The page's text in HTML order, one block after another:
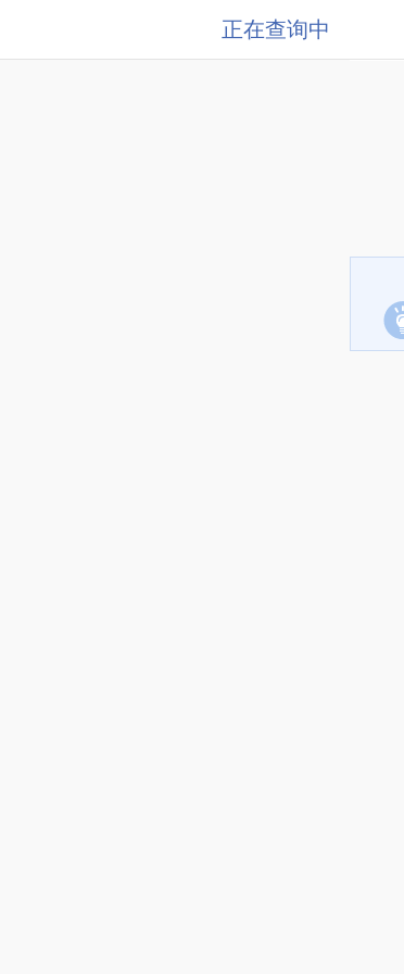
正在查询中